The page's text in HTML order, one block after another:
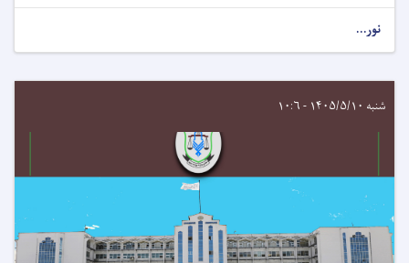
نور...
شنبه ۱۴۰۵/۵/۱۰ - ۱۰:۶